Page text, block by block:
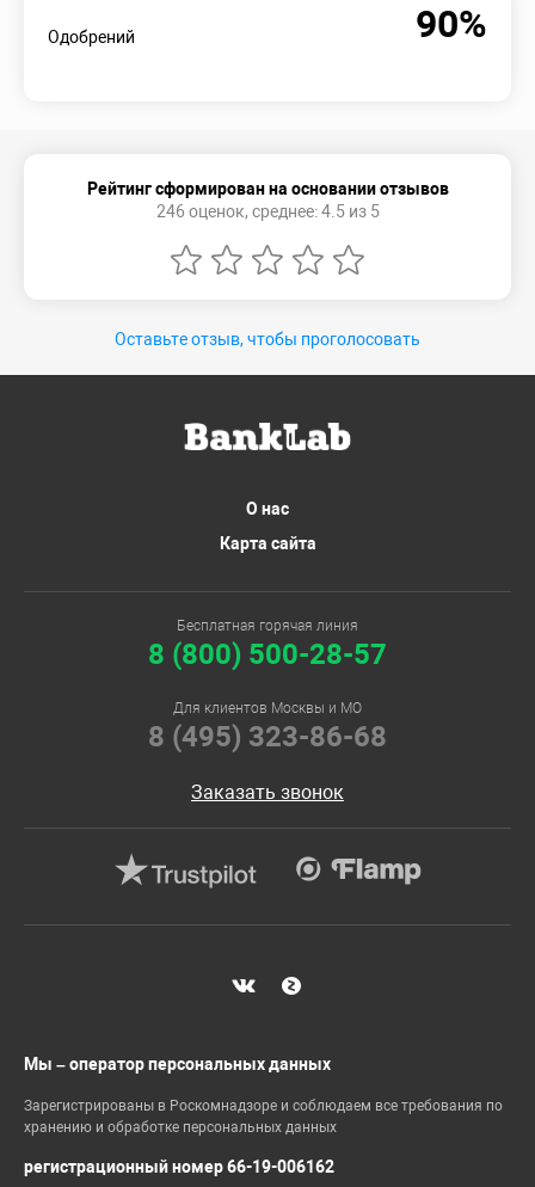
Одобрений 90%
Рейтинг сформирован на основании отзывов
246 оценок, среднее: 4.5 из 5
Оставьте отзыв, чтобы проголосовать
О нас
Карта сайта
Бесплатная горячая линия
8 (800) 500-28-57
Для клиентов Москвы и МО
8 (495) 323-86-68
Заказать звонок
Мы – оператор персональных данных
Зарегистрированы в Роскомнадзоре и соблюдаем все требования по
хранению и обработке персональных данных
регистрационный номер 66-19-006162